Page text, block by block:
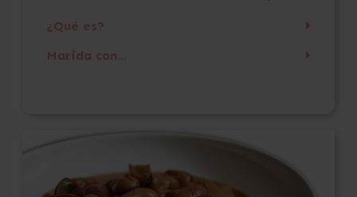
¿Qué es?
Marida con...